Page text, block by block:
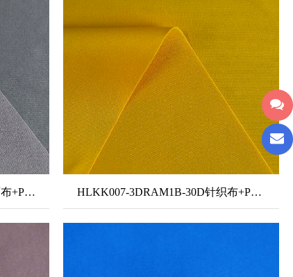
HLKK380-3DRAM1A-3046双面布+PU透气膜+30D加密单面薄纱 HLKK007-3DRAM1B-30D针织布+PU透气膜+30D针织布